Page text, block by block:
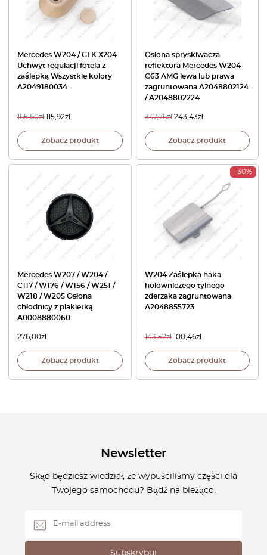
Mercedes W204 / GLK X204
Uchwyt regulacji fotela z
zaślepką Wszystkie kolory
A2049180034
165,60zł 115,92zł
Zobacz produkt
Osłona spryskiwacza
reflektora Mercedes W204
C63 AMG lewa lub prawa
zagruntowana A2048802124
/ A2048802224
347,76zł 243,43zł
Zobacz produkt
Mercedes W207 / W204 /
C117 / W176 / W156 / W251 /
W218 / W205 Osłona
chłodnicy z plakietką
A0008880060
276,00zł
Zobacz produkt
-30%
W204 Zaślepka haka
holowniczego tylnego
zderzaka zagruntowana
A2048855723
143,52zł 100,46zł
Zobacz produkt
Newsletter
Skąd będziesz wiedział, że wypuściliśmy części dla
Twojego samochodu? Bądź na bieżąco.